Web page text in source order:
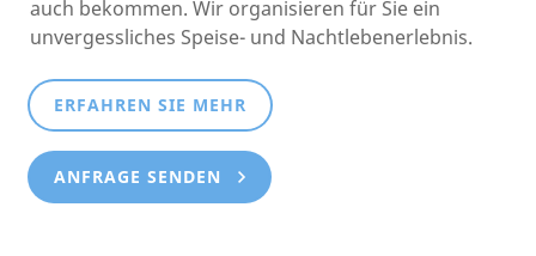
auch bekommen. Wir organisieren für Sie ein
unvergessliches Speise- und Nachtlebenerlebnis.
ERFAHREN SIE MEHR
ANFRAGE SENDEN